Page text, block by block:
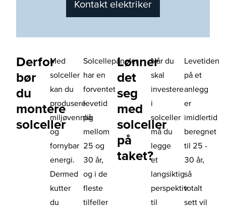
Kontakt elektriker
Derfor
bør
du
montere
solceller
Med
solceller
kan du
produsere
miljøvennlig
og
fornybar
energi.
Dermed
kutter
du
Solcellepaneler
har en
forventet
levetid
på
mellom
25 og
30 år,
og i de
fleste
tilfeller
Lønner
det
seg
med
solceller
på
taket?
Når du
skal
investere
i
solceller
må du
legge
et
langsiktig
perspektiv
til
Levetiden
på et
anlegg
er
imidlertid
beregnet
til 25 -
30 år,
så
totalt
sett vil